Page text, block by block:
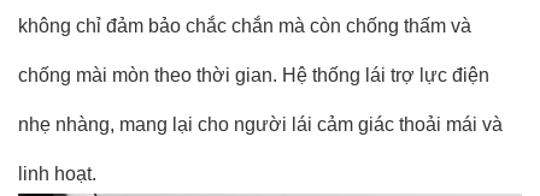
không chỉ đảm bảo chắc chắn mà còn chống thấm và
chống mài mòn theo thời gian. Hệ thống lái trợ lực điện
nhẹ nhàng, mang lại cho người lái cảm giác thoải mái và
linh hoạt.